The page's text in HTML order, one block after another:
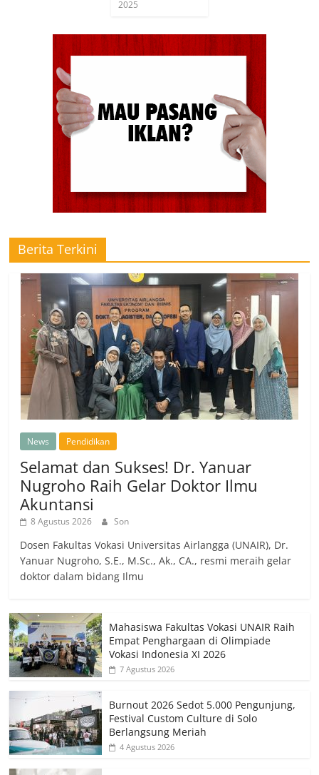
2025
Berita Terkini
News Pendidikan
Selamat dan Sukses! Dr. Yanuar
Nugroho Raih Gelar Doktor Ilmu
Akuntansi
8 Agustus 2026 Son
Dosen Fakultas Vokasi Universitas Airlangga (UNAIR), Dr.
Yanuar Nugroho, S.E., M.Sc., Ak., CA., resmi meraih gelar
doktor dalam bidang Ilmu
Mahasiswa Fakultas Vokasi UNAIR Raih
Empat Penghargaan di Olimpiade
Vokasi Indonesia XI 2026
7 Agustus 2026
Burnout 2026 Sedot 5.000 Pengunjung,
Festival Custom Culture di Solo
Berlangsung Meriah
4 Agustus 2026